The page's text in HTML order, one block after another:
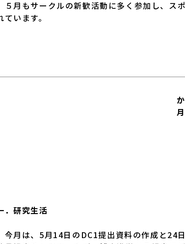
５月もサークルの新歓活動に多く参加し、ス
ています。
．研究生活
今月は、5月14日のDC1提出資料の作成と24